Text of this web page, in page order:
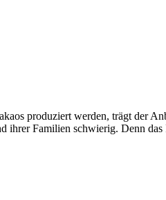
produziert werden, trägt der
Familien schwierig. Denn